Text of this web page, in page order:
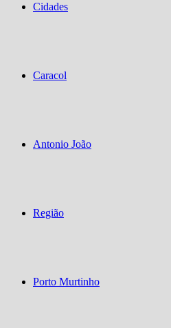
Cidades
Caracol
Antonio João
Região
Porto Murtinho